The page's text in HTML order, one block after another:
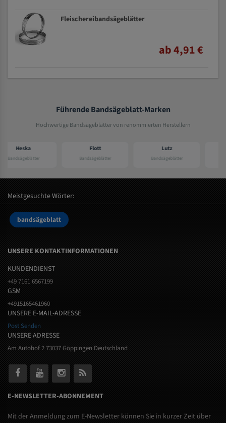
Fleischereibandsägeblätter
ab 4,91 €
Führende Bandsägeblatt-Marken
Hochwertige Bandsägeblätter von renommierten Herstellern
Bandsägeblätter Bandsägeblätter Bandsägeblätter
Meistgesuchte Wörter:
bandsägeblatt
UNSERE KONTAKTINFORMATIONEN
KUNDENDIENST
+49 7161 6567199
GSM
+4915165461960
UNSERE E-MAIL-ADRESSE
Post Senden
UNSERE ADRESSE
Am Autohof 2 73037 Göppingen Deutschland
E-NEWSLETTER-ABONNEMENT
Mit der Anmeldung zum E-Newsletter können Sie in kurzer Zeit über